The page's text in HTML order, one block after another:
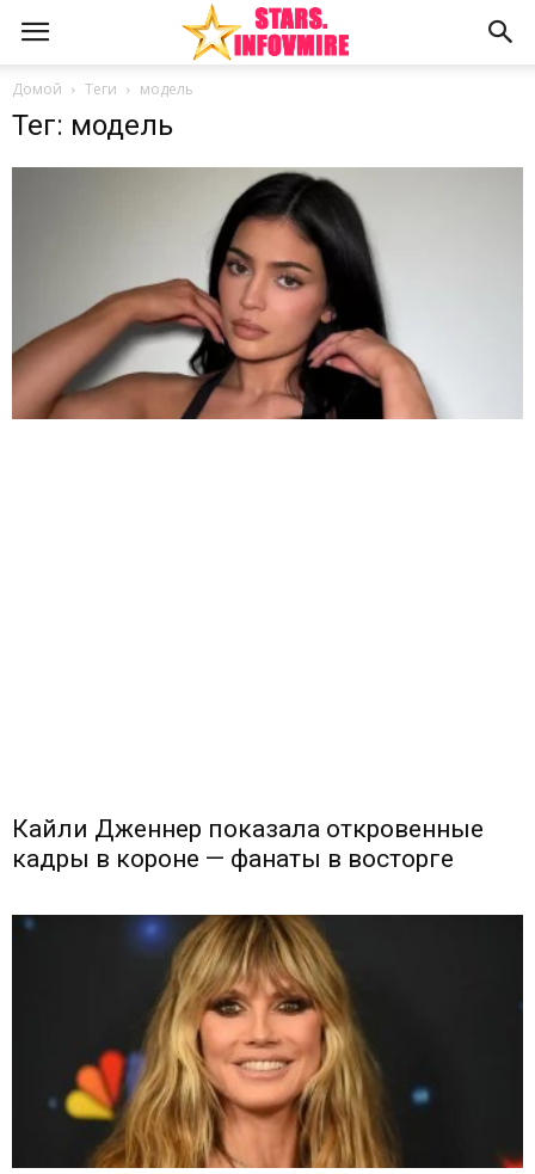
Домой Теги модель
Тег: модель
Кайли Дженнер показала откровенные
кадры в короне — фанаты в восторге